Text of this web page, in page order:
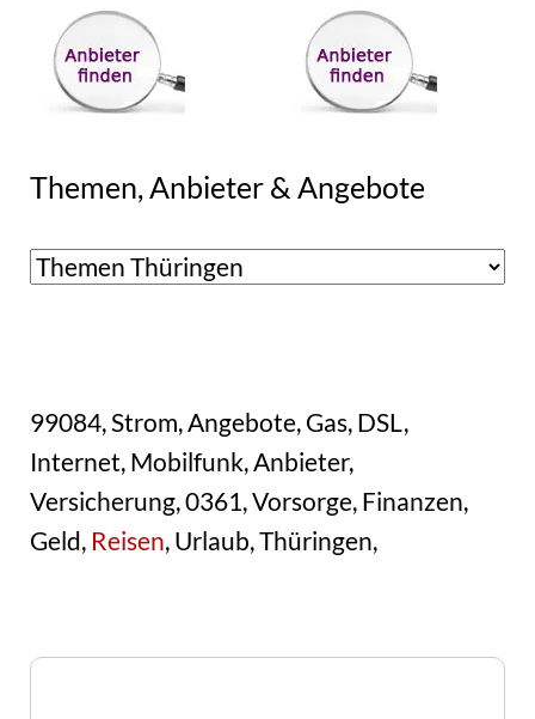
Themen, Anbieter & Angebote
99084, Strom, Angebote, Gas, DSL,
Internet, Mobilfunk, Anbieter,
Versicherung, 0361, Vorsorge, Finanzen,
Geld, Reisen, Urlaub, Thüringen,